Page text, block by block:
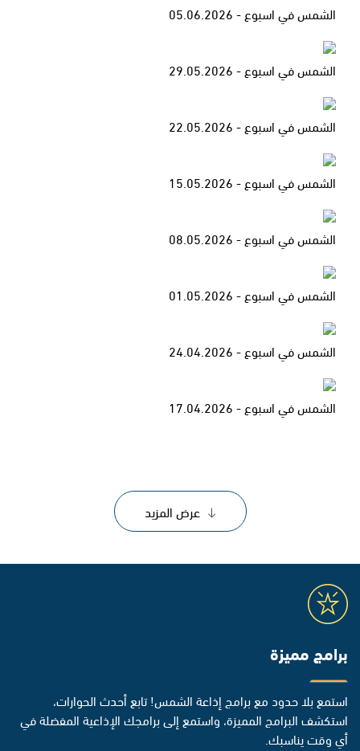
الشمس في اسبوع - 05.06.2026
الشمس في اسبوع - 29.05.2026
الشمس في اسبوع - 22.05.2026
الشمس في اسبوع - 15.05.2026
الشمس في اسبوع - 08.05.2026
الشمس في اسبوع - 01.05.2026
الشمس في اسبوع - 24.04.2026
الشمس في اسبوع - 17.04.2026
عرض المزيد
برامج مميزة
استمع بلا حدود مع برامج إذاعة الشمس! تابع أحدث الحوارات،
استكشف البرامج المميزة، واستمع إلى برامجك الإذاعية المفضلة في
أي وقت يناسبك.